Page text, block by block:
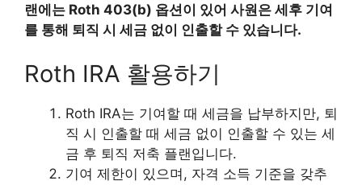
랜에는 Roth 403(b) 옵션이 있어 사원은 세후 기여
를 통해 퇴직 시 세금 없이 인출할 수 있습니다.
Roth IRA 활용하기
Roth IRA는 기여할 때 세금을 납부하지만, 퇴
직 시 인출할 때 세금 없이 인출할 수 있는 세
금 후 퇴직 저축 플랜입니다.
기여 제한이 있으며, 자격 소득 기준을 갖추